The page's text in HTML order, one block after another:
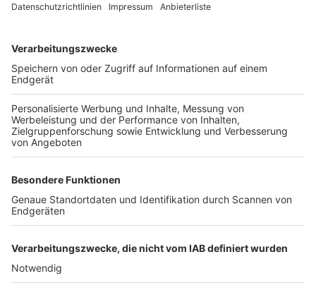
TOP-VEREINE
TOP-PARTNER